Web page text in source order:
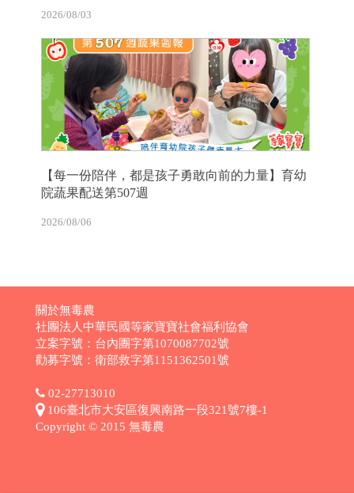
2026/08/03
【每一份陪伴，都是孩子勇敢向前的力量】育幼
院蔬果配送第507週
2026/08/06
關於無毒農
社團法人中華民國等家寶寶社會福利協會
立案字號：台內團字第1070087702號
勸募字號：衛部救字第1151362501號
02-27713010
106臺北市大安區復興南路一段321號7樓-1
Copyright © 2015 無毒農